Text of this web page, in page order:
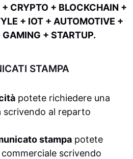
CRYPTO + BLOCKCHAIN +
+ IOT + AUTOMOTIVE +
+ STARTUP.
STAMPA
potete richiedere una
al reparto
stampa potete
scrivendo